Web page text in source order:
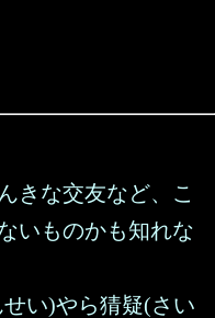
きな交友など、こ
いものかも知れな
い)やら猜疑(さい